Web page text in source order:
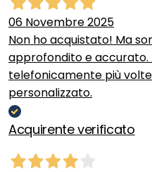
06 Novembre 2025
Non ho acquistato! Ma
approfondito e
telefonicamente più
personalizzato.
Acquirente verificato